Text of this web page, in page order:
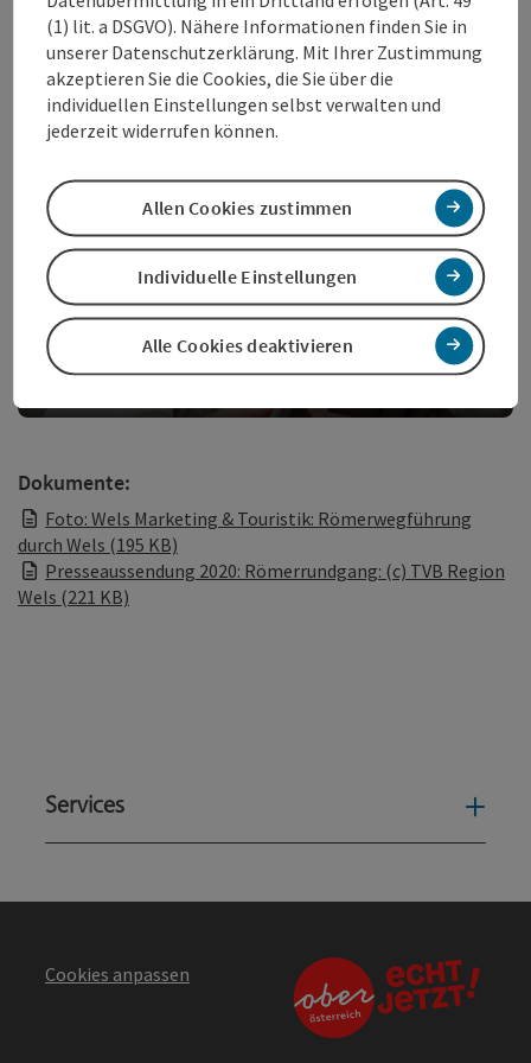
Foto:
© Tourismusverband Region Wels
Dokumente:
Foto: Wels Marketing & Touristik: Römerwegführung
durch Wels (195 KB)
Presseaussendung 2020: Römerrundgang: (c) TVB Region
Wels (221 KB)
Services
Cookies anpassen
(1) lit. a DSGVO). Nähere Informationen finden Sie in
unserer Datenschutzerklärung. Mit Ihrer Zustimmung
akzeptieren Sie die Cookies, die Sie über die
individuellen Einstellungen selbst verwalten und
jederzeit widerrufen können.
Alle Cookies deaktivieren
Individuelle Einstellungen
Allen Cookies zustimmen